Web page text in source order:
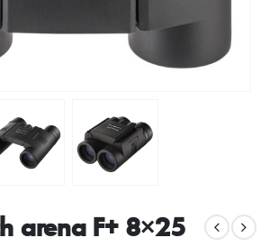
arena F+ 8×25